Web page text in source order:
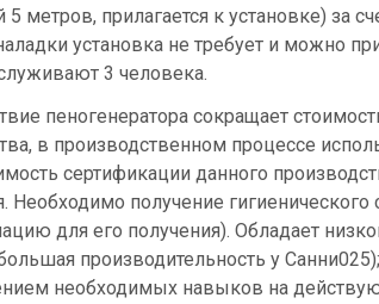
метров, прилагается к установке) за
установка не требует и можно
3 человека.
пеногенератора сокращает
в производственном процессе
сертификации данного
получение гигиенического
для его получения). Обладает
производительность у
необходимых навыков на